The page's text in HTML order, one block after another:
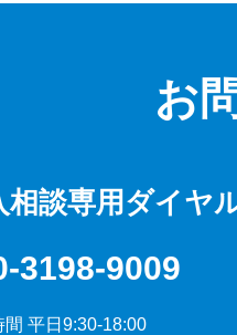
お
相談専用ダイヤ
3198-9009
間 平日9:30-18:00